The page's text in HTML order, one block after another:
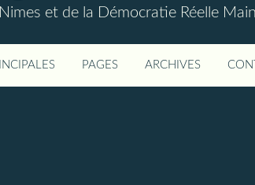
et de la Démocratie Réelle
PAGES ARCHIVES